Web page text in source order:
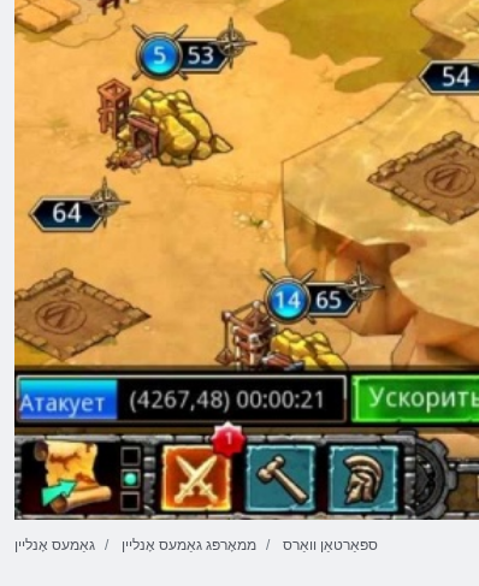
גאַמעס אָנליין ממאָרפּג גאַמעס אָנליין ספּאַרטאַן וואַרס